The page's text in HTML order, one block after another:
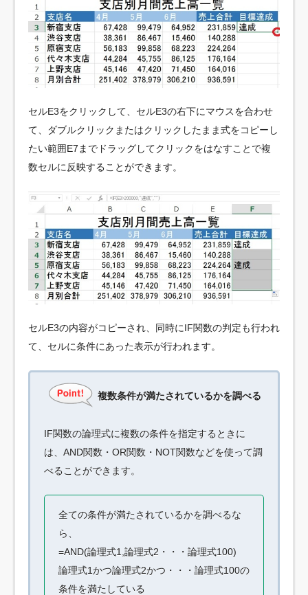
セルE3をクリックして、セルE3の右下にマウスを合わせ
て、ダブルクリックまたはクリックしたまま式をコピーし
たい範囲E7までドラッグしてクリックをはなすことで複
数セルに反映することができます。
セルE3の内容がコピーされ、同時にIF関数の判定も行われ
て、セルに条件にあった表示が行われます。
複数条件が満たされているかを調べる
IF関数の論理式に複数の条件を指定するときに
は、AND関数・OR関数・NOT関数などを使って調
べることができます。
全ての条件が満たされているかを調べるな
ら、
=AND(論理式1,論理式2・・・論理式100)
論理式1かつ論理式2かつ・・・論理式100の
条件を満たしている